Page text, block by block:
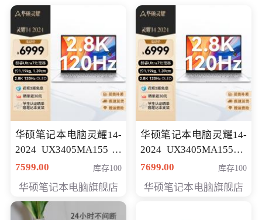
华硕笔记本电脑灵耀14-
2024 UX3405MA155冰
川银 oled 智慧轻薄本 会
7599.00 库存100
华硕笔记本电脑旗舰店
华硕笔记本电脑灵耀14-
2024 UX3405MA155夜
空蓝 oled 智慧轻薄本 会
7699.00 库存100
华硕笔记本电脑旗舰店